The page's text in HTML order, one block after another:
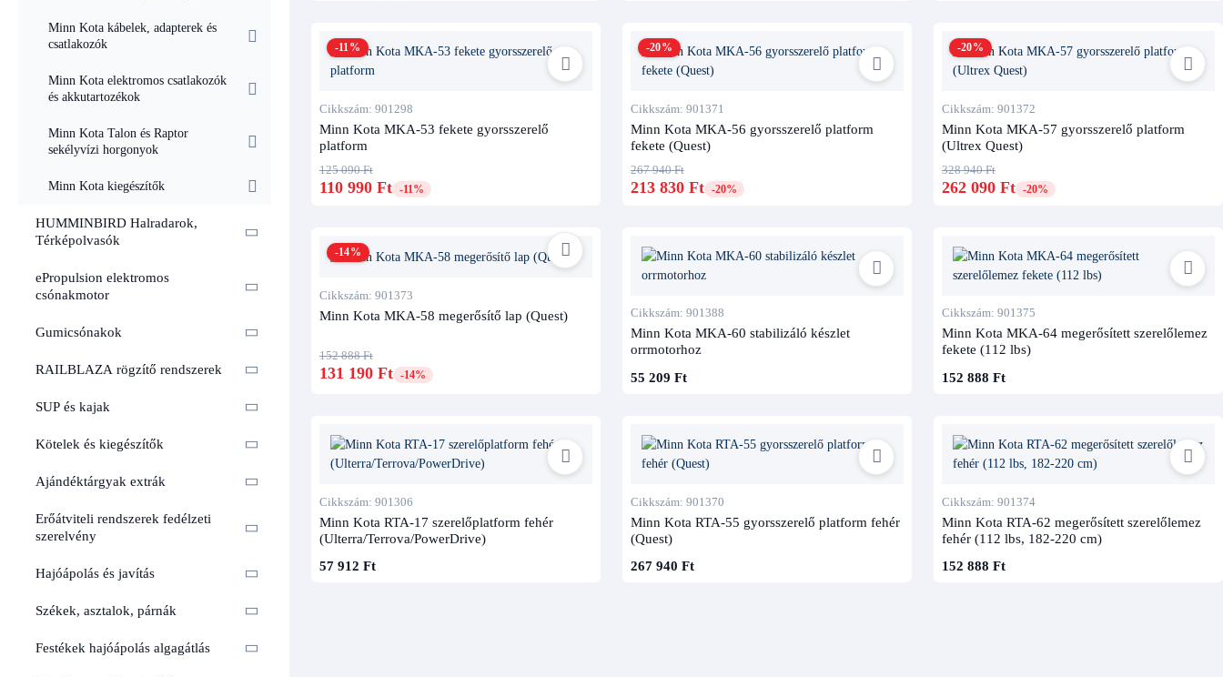
Minn Kota kábelek, adapterek és
csatlakozók
Minn Kota elektromos csatlakozók
és akkutartozékok
Minn Kota Talon és Raptor
sekélyvízi horgonyok
Minn Kota kiegészítők
HUMMINBIRD Halradarok,
Térképolvasók
ePropulsion elektromos
csónakmotor
Gumicsónakok
RAILBLAZA rögzítő rendszerek
SUP és kajak
Kötelek és kiegészítők
Ajándéktárgyak extrák
Erőátviteli rendszerek fedélzeti
szerelvény
Hajóápolás és javítás
Székek, asztalok, párnák
Festékek hajóápolás algagátlás
-11%
Cikkszám: 901298
Minn Kota MKA-53 fekete gyorsszerelő
platform
125 090 Ft
110 990 Ft -11%
-20%
Cikkszám: 901371
Minn Kota MKA-56 gyorsszerelő platform
fekete (Quest)
267 940 Ft
213 830 Ft -20%
-20%
Cikkszám: 901372
Minn Kota MKA-57 gyorsszerelő platform
(Ultrex Quest)
328 940 Ft
262 090 Ft -20%
-14%
Cikkszám: 901373
Minn Kota MKA-58 megerősítő lap (Quest)
152 888 Ft
131 190 Ft -14%
Cikkszám: 901388
Minn Kota MKA-60 stabilizáló készlet
orrmotorhoz
55 209 Ft
Cikkszám: 901375
Minn Kota MKA-64 megerősített szerelőlemez
fekete (112 lbs)
152 888 Ft
Cikkszám: 901306
Minn Kota RTA-17 szerelőplatform fehér
(Ulterra/Terrova/PowerDrive)
57 912 Ft
Cikkszám: 901370
Minn Kota RTA-55 gyorsszerelő platform fehér
(Quest)
267 940 Ft
Cikkszám: 901374
Minn Kota RTA-62 megerősített szerelőlemez
fehér (112 lbs, 182-220 cm)
152 888 Ft